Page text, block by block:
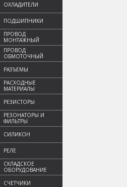
ОХЛАДИТЕЛИ
ПОДШИПНИКИ
ПРОВОД
МОНТАЖНЫЙ
ПРОВОД
ОБМОТОЧНЫЙ
РАЗЪЕМЫ
РАСХОДНЫЕ
МАТЕРИАЛЫ
РЕЗИСТОРЫ
РЕЗОНАТОРЫ И
ФИЛЬТРЫ
СИЛИКОН
РЕЛЕ
СКЛАДСКОЕ
ОБОРУДОВАНИЕ
СЧЕТЧИКИ